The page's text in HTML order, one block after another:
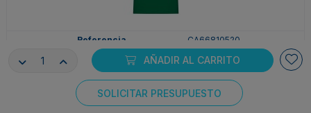
AÑADIR AL CARRITO
SOLICITAR PRESUPUESTO
CA66810520
2XL
En stock
Consentimiento de cookies